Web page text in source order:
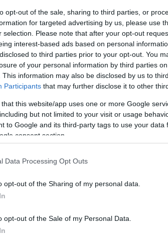
opt-out of the sale, sharing to third parties, or
for targeted advertising by us, please use
selection. Please note that after your opt-out
interest-based ads based on personal
to third parties prior to your opt-out. You
of your personal information by third parties
This information may also be disclosed by us to
Participants that may further disclose it to other
that this website/app uses one or more Google
but not limited to your visit or usage
to Google and its third-party tags to use your data
consent section.
Data Processing Opt Outs
opt-out of the Sharing of my personal data.
opt-out of the Sale of my Personal Data.